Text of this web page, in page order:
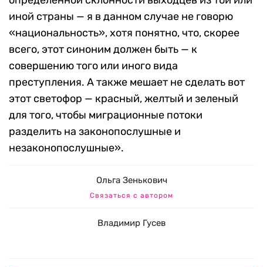
иной страны — я в данном случае не говорю
«национальность», хотя понятно, что, скорее
всего, этот синоним должен быть — к
совершению того или иного вида
преступления. А также мешает не сделать вот
этот светофор — красный, желтый и зеленый
для того, чтобы миграционные потоки
разделить на законопослушные и
незаконопослушные».
Ольга Зенькович
Связаться с автором
Владимир Гусев